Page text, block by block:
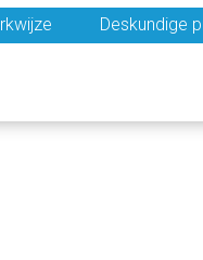
Deskundige